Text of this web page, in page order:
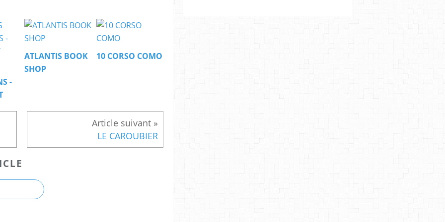
-
ATLANTIS BOOK
SHOP
10 CORSO COMO
LE CAROUBIER